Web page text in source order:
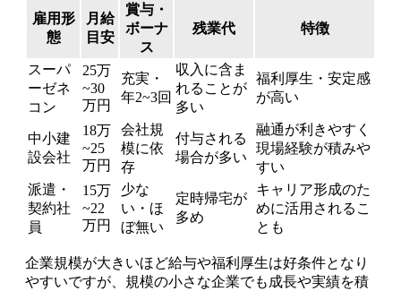
雇用形
態
月給
目安
賞与・
ボーナ
ス
残業代 特徴
スーパ
ーゼネ
コン
25万
~30
万円
充実・
年2~3回
収入に含ま
れることが
多い
福利厚生・安定感
が高い
中小建
設会社
18万
~25
万円
会社規
模に依
存
付与される
場合が多い
融通が利きやすく
現場経験が積みや
すい
派遣・
契約社
員
15万
~22
万円
少な
い・ほ
ぼ無い
定時帰宅が
多め
キャリア形成のた
めに活用されるこ
とも
企業規模が大きいほど給与や福利厚生は好条件となり
やすいですが、規模の小さな企業でも成長や実績を積